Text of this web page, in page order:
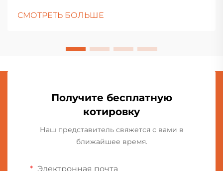
СМОТРЕТЬ БОЛЬШЕ
Получите бесплатную
котировку
Наш представитель свяжется с вами в
ближайшее время.
Электронная почта